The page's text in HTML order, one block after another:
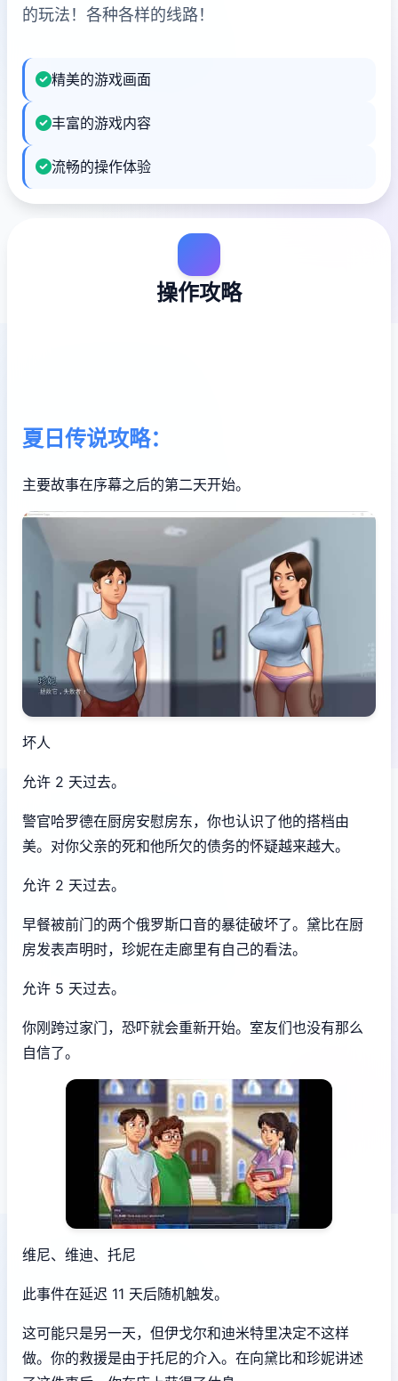
的玩法！各种各样的线路！
精美的游戏画面
丰富的游戏内容
流畅的操作体验
操作攻略
夏日传说攻略：
主要故事在序幕之后的第二天开始。
坏人
允许 2 天过去。
警官哈罗德在厨房安慰房东，你也认识了他的搭档由
美。对你父亲的死和他所欠的债务的怀疑越来越大。
允许 2 天过去。
早餐被前门的两个俄罗斯口音的暴徒破坏了。黛比在厨
房发表声明时，珍妮在走廊里有自己的看法。
允许 5 天过去。
你刚跨过家门，恐吓就会重新开始。室友们也没有那么
自信了。
维尼、维迪、托尼
此事件在延迟 11 天后随机触发。
这可能只是另一天，但伊戈尔和迪米特里决定不这样
做。你的救援是由于托尼的介入。在向黛比和珍妮讲述